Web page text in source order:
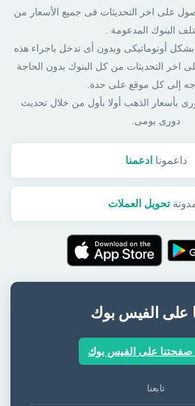
على اخر التحديثات فى جميع الأسعار من
البنوك المدعومة .
أوتوماتيكى وبدون أى تدخل باجراء هذه
اخر التحديثات من كل البنوك بدون الحاجة
إلى كل موقع على حدة.
بأسعار الذهب أولا بأول من خلال تحديث
دورى يومى.
داعمونا ادعمنا
تحويل العملات
على الفيس بوك
صفحتنا على الفيس بوك
تابعنا